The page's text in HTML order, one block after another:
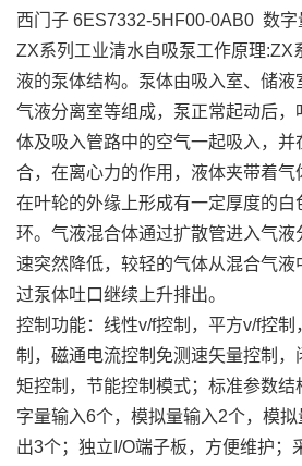
西门子 6ES7332-5HF00-0AB0 数字
ZX系列工业清水自吸泵工作原理:ZX
液的泵体结构。泵体由吸入室、储液
气液分离室等组成，泵正常起动后
体及吸入管路中的空气一起吸入，并
合，在离心力的作用，液体夹带着气
在叶轮的外缘上形成有一定厚度的
环。气液混合体通过扩散管进入气
速突然降低，较轻的气体从混合气液
过泵体吐口继续上升排出。
控制功能：线性v/f控制，平方v/f控
制，磁通电流控制免测速矢量控制
矩控制，节能控制模式；标准参数
字量输入6个，模拟量输入2个，模
出3个；独立I/O端子板，方便维护；